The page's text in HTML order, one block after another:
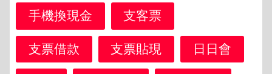
手機換現金 支客票
支票借款 支票貼現 日日會